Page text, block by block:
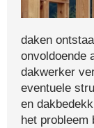
daken
onvoldoende
dakwerker
eventuele
en
het probleem